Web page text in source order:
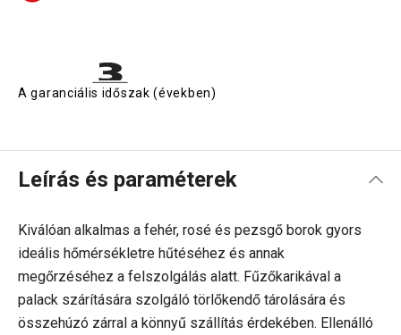
A garanciális időszak (években)
Leírás és paraméterek
Kiválóan alkalmas a fehér, rosé és pezsgő borok gyors
ideális hőmérsékletre hűtéséhez és annak
megőrzéséhez a felszolgálás alatt. Fűzőkarikával a
palack szárítására szolgáló törlőkendő tárolására és
összehúzó zárral a könnyű szállítás érdekében. Ellenálló